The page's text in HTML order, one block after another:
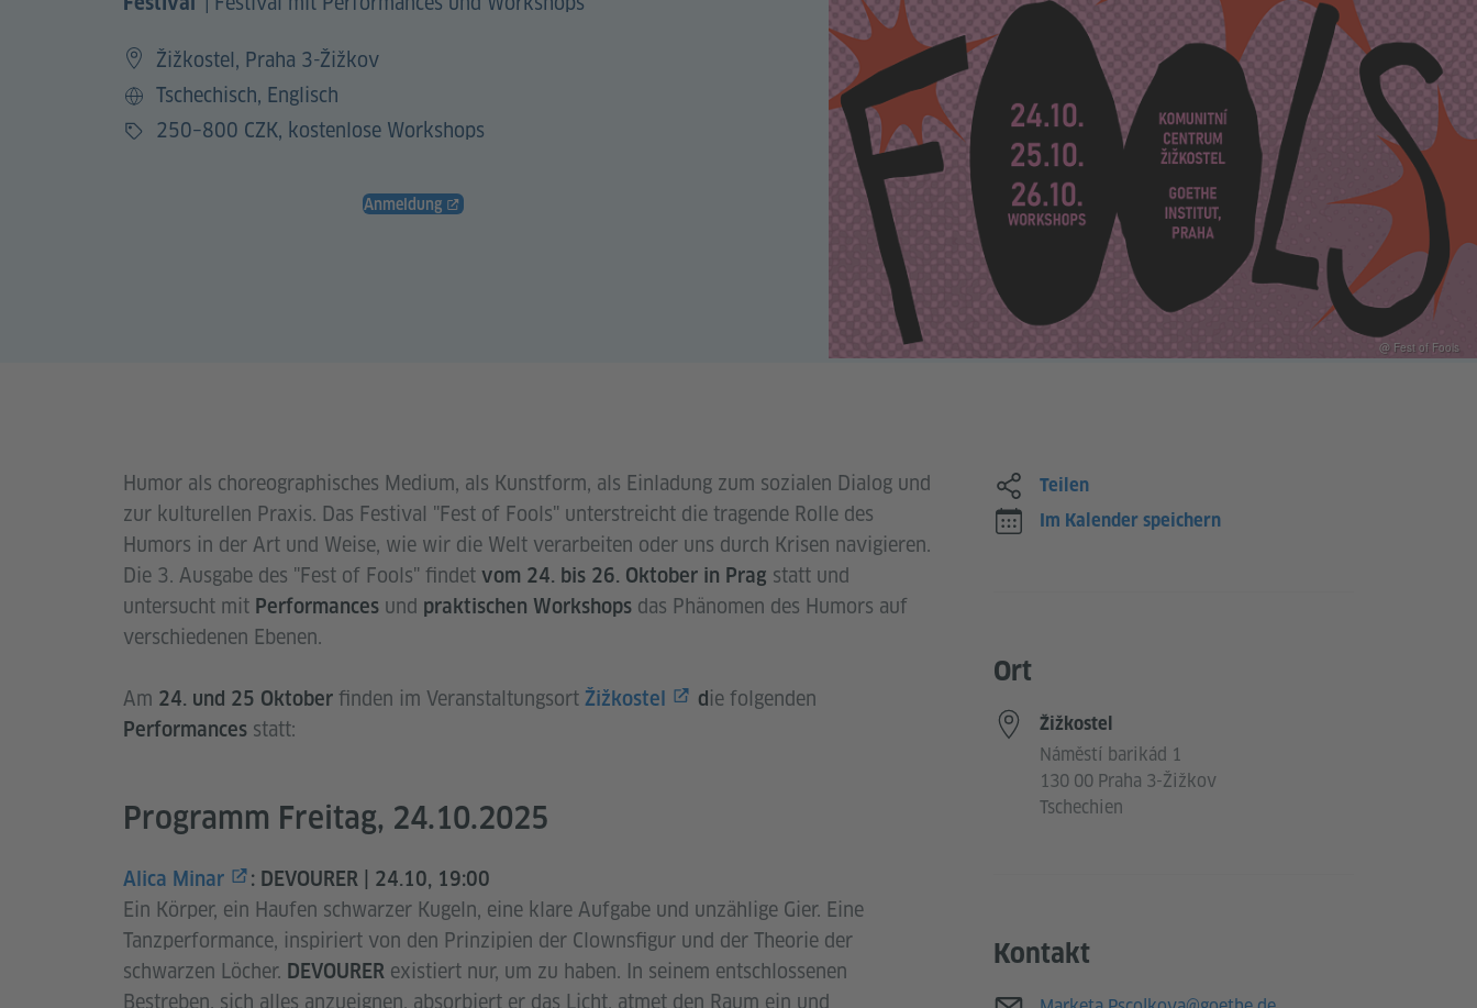
Žižkostel, Praha 3-Žižkov
Sprache
Tschechisch, Englisch
Preis
250–800 CZK, kostenlose Workshops
Anmeldung
@ Fest of Fools
Humor als choreographisches Medium, als Kunstform, als Einladung zum sozialen Dialog und
zur kulturellen Praxis. Das Festival "Fest of Fools" unterstreicht die tragende Rolle des
Humors in der Art und Weise, wie wir die Welt verarbeiten oder uns durch Krisen navigieren.
Die 3. Ausgabe des "Fest of Fools" findet vom 24. bis 26. Oktober in Prag statt und
untersucht mit Performances und praktischen Workshops das Phänomen des Humors auf
verschiedenen Ebenen.
Am 24. und 25 Oktober finden im Veranstaltungsort Žižkostel d ie folgenden
Performances statt:
Programm Freitag, 24.10.2025
Alica Minar : DEVOURER | 24.10, 19:00
Ein Körper, ein Haufen schwarzer Kugeln, eine klare Aufgabe und unzählige Gier. Eine
Tanzperformance, inspiriert von den Prinzipien der Clownsfigur und der Theorie der
schwarzen Löcher. DEVOURER existiert nur, um zu haben. In seinem entschlossenen
Bestreben, sich alles anzueignen, absorbiert er das Licht, atmet den Raum ein und
Teilen
Im Kalender speichern
Ort
Žižkostel
Náměstí barikád 1
130 00 Praha 3-Žižkov
Tschechien
Kontakt